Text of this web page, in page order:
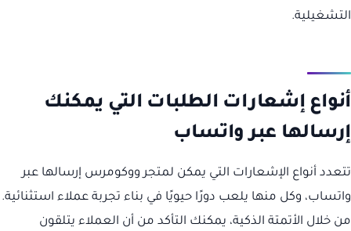
التشغيلية.
أنواع إشعارات الطلبات التي يمكنك
إرسالها عبر واتساب
تتعدد أنواع الإشعارات التي يمكن لمتجر ووكومرس إرسالها عبر
واتساب، وكل منها يلعب دورًا حيويًا في بناء تجربة عملاء استثنائية.
من خلال الأتمتة الذكية، يمكنك التأكد من أن العملاء يتلقون